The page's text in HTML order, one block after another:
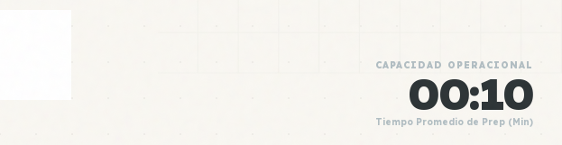
CAPACIDAD OPERACIONAL
00:10
Tiempo Promedio de Prep (Min)